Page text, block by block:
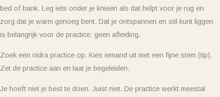
bed of bank. Leg iets onder je knieën als dat helpt voor je rug en
zorg dat je warm genoeg bent. Dat je ontspannen en stil kunt liggen
is belangrijk voor de practice: geen afleiding.
Zoek een nidra practice op. Kies iemand uit met een fijne stem (tip).
Zet de practice aan en laat je begeleiden.
Je hoeft niet je best te doen. Juist niet. De practice werkt meestal